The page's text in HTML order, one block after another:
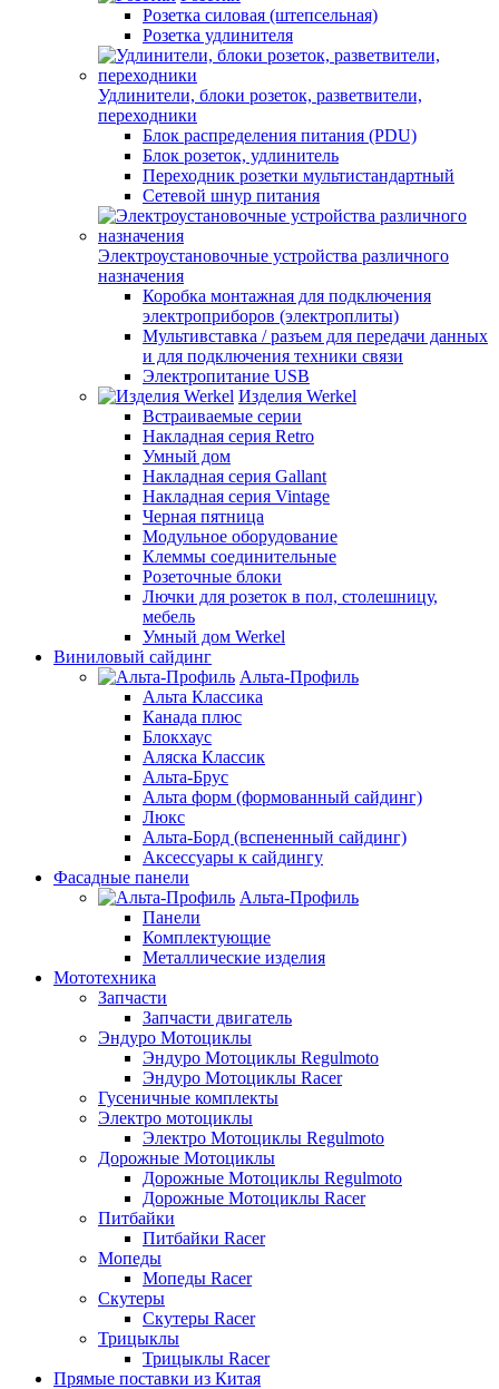
Розетка силовая (штепсельная)
Розетка удлинителя
Удлинители, блоки розеток, разветвители,
переходники
Блок распределения питания (PDU)
Блок розеток, удлинитель
Переходник розетки мультистандартный
Сетевой шнур питания
Электроустановочные устройства различного
назначения
Коробка монтажная для подключения
электроприборов (электроплиты)
Мультивставка / разъем для передачи данных
и для подключения техники связи
Электропитание USB
Изделия Werkel
Встраиваемые серии
Накладная серия Retro
Умный дом
Накладная серия Gallant
Накладная серия Vintage
Черная пятница
Модульное оборудование
Клеммы соединительные
Розеточные блоки
Лючки для розеток в пол, столешницу,
мебель
Умный дом Werkel
Виниловый сайдинг
Альта-Профиль
Альта Классика
Канада плюс
Блокхаус
Аляска Классик
Альта-Брус
Альта форм (формованный сайдинг)
Люкс
Альта-Борд (вспененный сайдинг)
Аксессуары к сайдингу
Фасадные панели
Альта-Профиль
Панели
Комплектующие
Металлические изделия
Мототехника
Запчасти
Запчасти двигатель
Эндуро Мотоциклы
Эндуро Мотоциклы Regulmoto
Эндуро Мотоциклы Racer
Гусеничные комплекты
Электро мотоциклы
Электро Мотоциклы Regulmoto
Дорожные Мотоциклы
Дорожные Мотоциклы Regulmoto
Дорожные Мотоциклы Racer
Питбайки
Питбайки Racer
Мопеды
Мопеды Racer
Скутеры
Скутеры Racer
Трицыклы
Трицыклы Racer
Прямые поставки из Китая